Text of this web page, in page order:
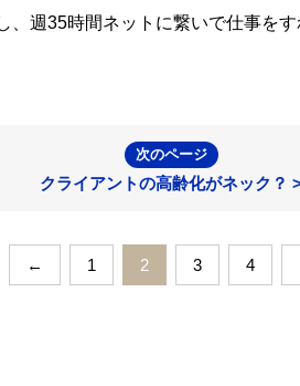
、週35時間ネットに繋いで仕事を
次のページ
クライアントの高齢化がネック？
← 1 2 3 4